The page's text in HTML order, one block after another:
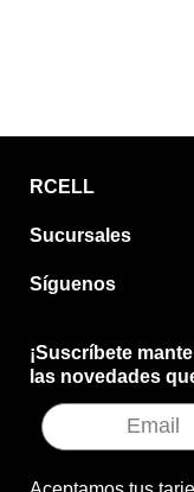
RCELL
Sucursales
Síguenos
¡Suscríbete
las novedades